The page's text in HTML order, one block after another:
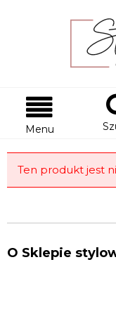
Menu
Ten produkt jest
O Sklepie